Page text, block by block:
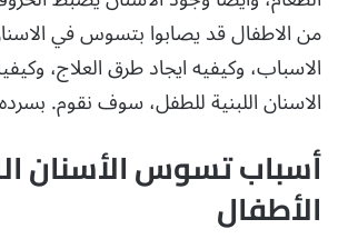
من الاطفال قد يصابوا بتسوس في
الاسباب، وكيفيه ايجاد طرق العلاج،
الاسنان اللبنية للطفل، سوف نقوم.
أسباب تسوس الأسنان
الأطفال